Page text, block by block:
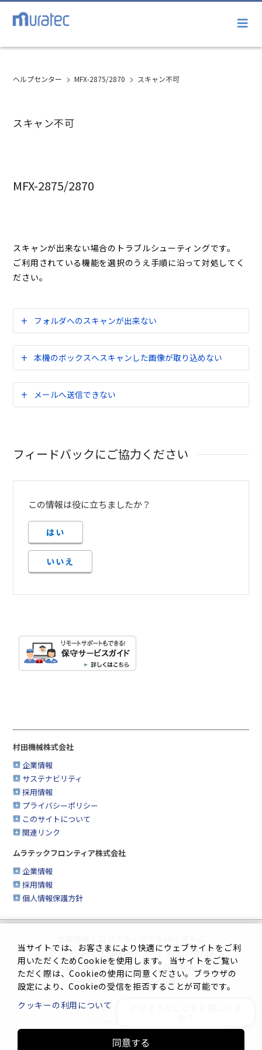
ヘルプセンター MFX-2875/2870 スキャン不可
スキャン不可
MFX-2875/2870
スキャンが出来ない場合のトラブルシューティングです。
ご利用されている機能を選択のうえ手順に沿って対処してく
ださい。
フォルダへのスキャンが出来ない
本機のボックスへスキャンした画像が取り込めない
メールへ送信できない
フィードバックにご協力ください
この情報は役に立ちましたか？
はい
いいえ
村田機械株式会社
企業情報
サステナビリティ
採用情報
プライバシーポリシー
このサイトについて
関連リンク
ムラテックフロンティア株式会社
企業情報
採用情報
個人情報保護方針
クリーンFA | 工作機械 | シートメタル加工機
繊維機械 | 複合機＆FAX・情報機器
生産管理システム | サイトマップ
プライバシーポリシー
Innovation. Mark the turning point.
当サイトでは、お客さまにより快適にウェブサイトをご利
用いただくためCookieを使用します。 当サイトをご覧い
ただく際は、Cookieの使用に同意ください。ブラウザの
設定により、Cookieの受信を拒否することが可能です。
クッキーの利用について
同意する